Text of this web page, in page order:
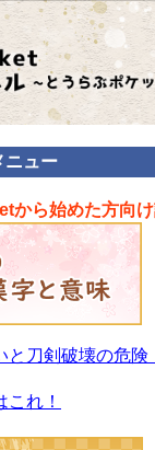
ニュー
から始めた方向
刀剣破壊の危険
れ！